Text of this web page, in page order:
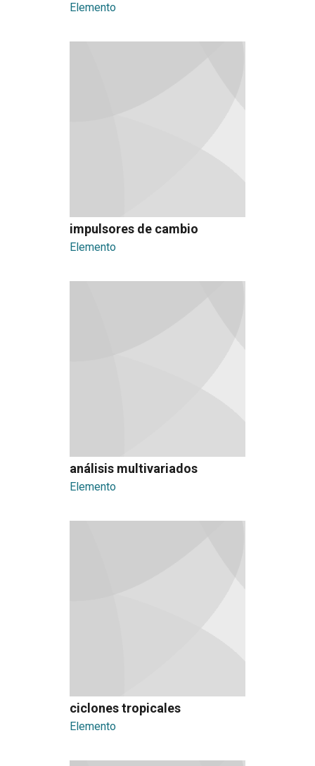
Elemento
impulsores de cambio
Elemento
análisis multivariados
Elemento
ciclones tropicales
Elemento